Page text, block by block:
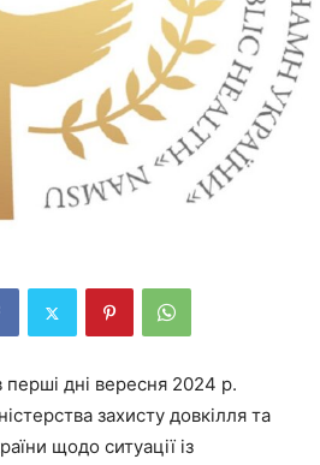
перші дні вересня 2024 р.
захисту довкілля та
щодо ситуації із